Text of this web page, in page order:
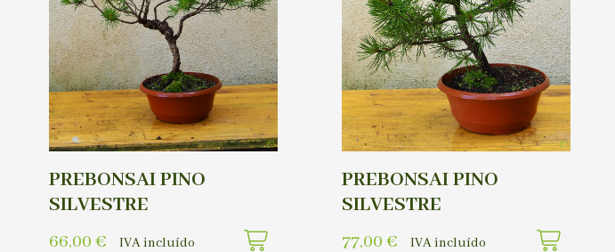
PREBONSAI PINO
SILVESTRE
66,00 € IVA incluído
PREBONSAI PINO
SILVESTRE
77,00 € IVA incluído